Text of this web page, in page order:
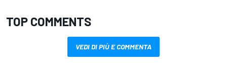
TOP COMMENTS
VEDI DI PIÙ E COMMENTA